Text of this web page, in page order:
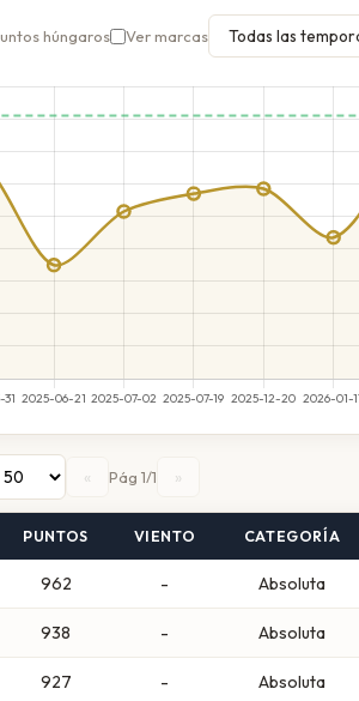
húngaros Ver marcas
« Pág 1/1 »
PUNTOS VIENTO CATEGORÍA
962 - Absoluta
938 - Absoluta
927 - Absoluta